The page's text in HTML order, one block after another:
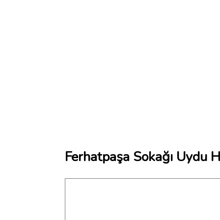
Ferhatpaşa Sokağı Uydu